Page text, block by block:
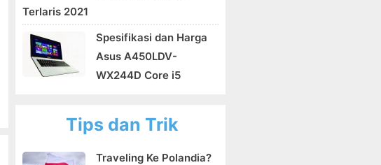
Terlaris 2021
Spesifikasi dan Harga
Asus A450LDV-
WX244D Core i5
Tips dan Trik
Traveling Ke Polandia?